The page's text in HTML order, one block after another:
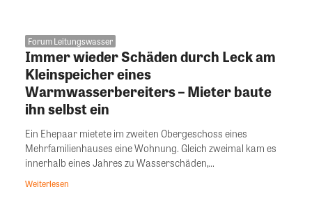
Forum Leitungswasser
Immer wieder Schäden durch Leck am
Kleinspeicher eines
Warmwasserbereiters – Mieter baute
ihn selbst ein
Ein Ehepaar mietete im zweiten Obergeschoss eines
Mehrfamilienhauses eine Wohnung. Gleich zweimal kam es
innerhalb eines Jahres zu Wasserschäden,...
Weiterlesen